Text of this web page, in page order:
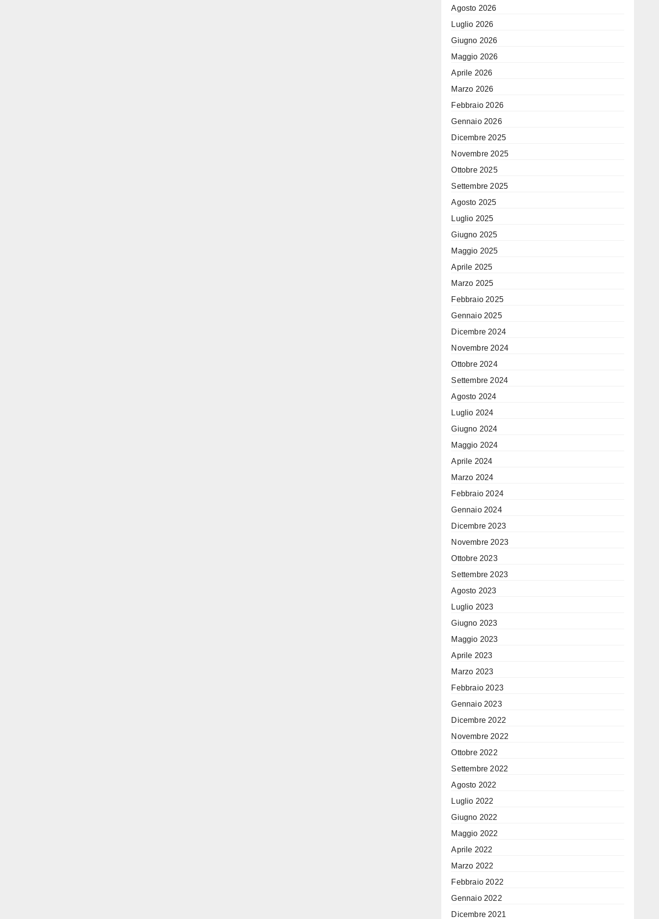
Agosto 2026
Luglio 2026
Giugno 2026
Maggio 2026
Aprile 2026
Marzo 2026
Febbraio 2026
Gennaio 2026
Dicembre 2025
Novembre 2025
Ottobre 2025
Settembre 2025
Agosto 2025
Luglio 2025
Giugno 2025
Maggio 2025
Aprile 2025
Marzo 2025
Febbraio 2025
Gennaio 2025
Dicembre 2024
Novembre 2024
Ottobre 2024
Settembre 2024
Agosto 2024
Luglio 2024
Giugno 2024
Maggio 2024
Aprile 2024
Marzo 2024
Febbraio 2024
Gennaio 2024
Dicembre 2023
Novembre 2023
Ottobre 2023
Settembre 2023
Agosto 2023
Luglio 2023
Giugno 2023
Maggio 2023
Aprile 2023
Marzo 2023
Febbraio 2023
Gennaio 2023
Dicembre 2022
Novembre 2022
Ottobre 2022
Settembre 2022
Agosto 2022
Luglio 2022
Giugno 2022
Maggio 2022
Aprile 2022
Marzo 2022
Febbraio 2022
Gennaio 2022
Dicembre 2021